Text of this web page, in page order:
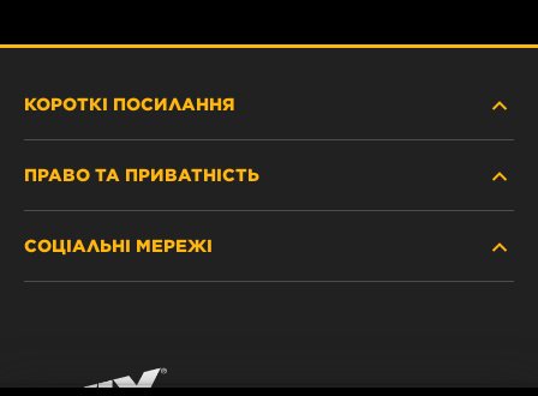
КОРОТКІ ПОСИЛАННЯ
ПРАВО ТА ПРИВАТНІСТЬ
РЕКВІЗИТИ
СОЦІАЛЬНІ МЕРЕЖІ